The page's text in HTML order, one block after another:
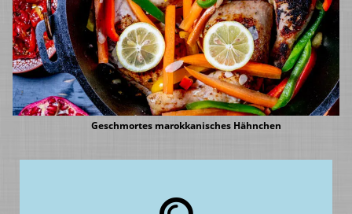
Geschmortes marokkanisches Hähnchen